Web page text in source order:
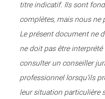
titre indicatif. Ils sont
complètes, mais nous ne
Le présent document ne
ne doit pas être
consulter un conseiller
professionnel lorsqu’ils
leur situation particulière